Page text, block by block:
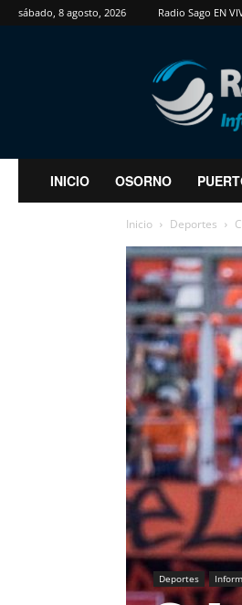
sábado, 8 agosto, 2026 Radio Sago EN
RadioSago
INICIO OSORNO
Inicio Deportes
Deportes